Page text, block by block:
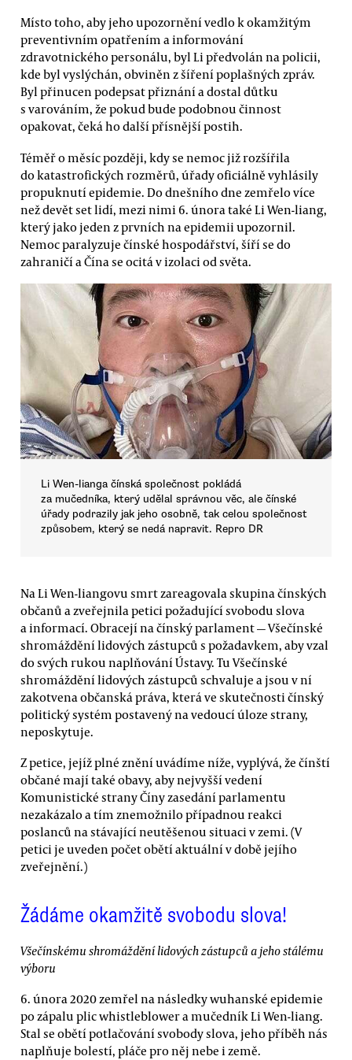
Místo toho, aby jeho upozornění vedlo k okamžitým
preventivním opatřením a informování
zdravotnického personálu, byl Li předvolán na policii,
kde byl vyslýchán, obviněn z šíření poplašných zpráv.
Byl přinucen podepsat přiznání a dostal důtku
s varováním, že pokud bude podobnou činnost
opakovat, čeká ho další přísnější postih.
Téměř o měsíc později, kdy se nemoc již rozšířila
do katastrofických rozměrů, úřady oficiálně vyhlásily
propuknutí epidemie. Do dnešního dne zemřelo více
než devět set lidí, mezi nimi 6. února také Li Wen-liang,
který jako jeden z prvních na epidemii upozornil.
Nemoc paralyzuje čínské hospodářství, šíří se do
zahraničí a Čína se ocitá v izolaci od světa.
Li Wen-lianga čínská společnost pokládá
za mučedníka, který udělal správnou věc, ale čínské
úřady podrazily jak jeho osobně, tak celou společnost
způsobem, který se nedá napravit. Repro DR
Na Li Wen-liangovu smrt zareagovala skupina čínských
občanů a zveřejnila petici požadující svobodu slova
a informací. Obracejí na čínský parlament — Všečínské
shromáždění lidových zástupců s požadavkem, aby vzal
do svých rukou naplňování Ústavy. Tu Všečínské
shromáždění lidových zástupců schvaluje a jsou v ní
zakotvena občanská práva, která ve skutečnosti čínský
politický systém postavený na vedoucí úloze strany,
neposkytuje.
Z petice, jejíž plné znění uvádíme níže, vyplývá, že čínští
občané mají také obavy, aby nejvyšší vedení
Komunistické strany Číny zasedání parlamentu
nezakázalo a tím znemožnilo případnou reakci
poslanců na stávající neutěšenou situaci v zemi. (V
petici je uveden počet obětí aktuální v době jejího
zveřejnění.)
Žádáme okamžitě svobodu slova!
Všečínskému shromáždění lidových zástupců a jeho stálému
výboru
6. února 2020 zemřel na následky wuhanské epidemie
po zápalu plic whistleblower a mučedník Li Wen-liang.
Stal se obětí potlačování svobody slova, jeho příběh nás
naplňuje bolestí, pláče pro něj nebe i země.